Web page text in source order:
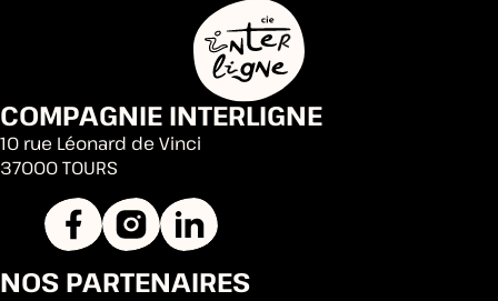
COMPAGNIE INTERLIGNE
10 rue Léonard de Vinci
37000 TOURS
NOS PARTENAIRES